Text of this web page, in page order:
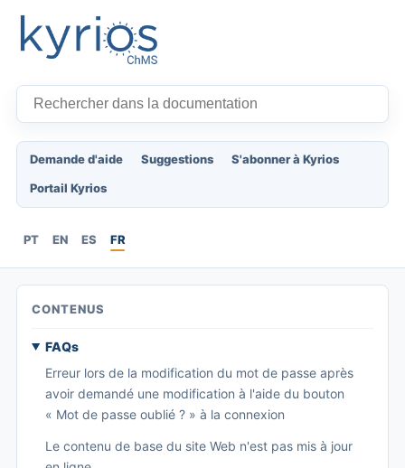
Demande d'aide Suggestions
S'abonner à Kyrios
Portail Kyrios
PT EN ES FR
CONTENUS
FAQs
Erreur lors de la modification du mot de passe après
avoir demandé une modification à l'aide du bouton
« Mot de passe oublié ? » à la connexion
Le contenu de base du site Web n'est pas mis à jour